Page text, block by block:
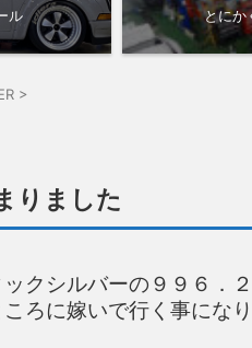
ル とにか
>
りました
クシルバーの９９６．
ろに嫁いで行く事になり